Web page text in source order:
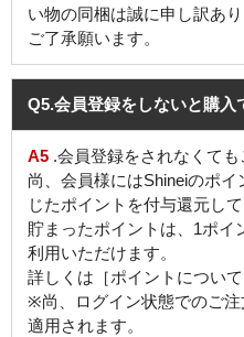
い物の同梱は誠に申し訳あ
ご了承願います。
Q5.会員登録をしないと購入
A5 .会員登録をされなくても
尚、会員様にはShineiのポ
じたポイントを付与還元して
貯まったポイントは、1ポイ
利用いただけます。
詳しくは［ポイントについ
※尚、ログイン状態でのご
適用されます。